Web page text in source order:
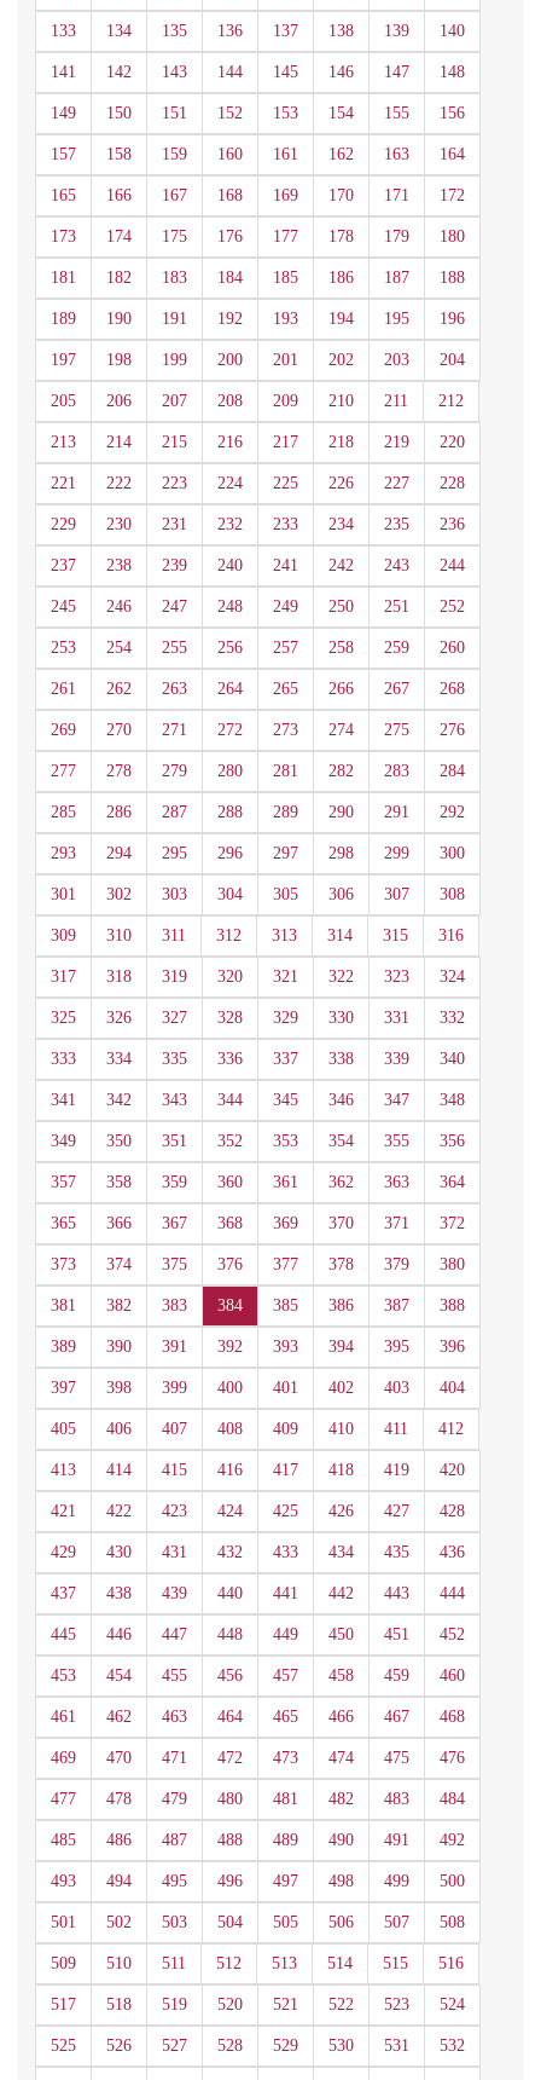
133 134 135 136 137 138 139 140
141 142 143 144 145 146 147 148
149 150 151 152 153 154 155 156
157 158 159 160 161 162 163 164
165 166 167 168 169 170 171 172
173 174 175 176 177 178 179 180
181 182 183 184 185 186 187 188
189 190 191 192 193 194 195 196
197 198 199 200 201 202 203 204
205 206 207 208 209 210 211 212
213 214 215 216 217 218 219 220
221 222 223 224 225 226 227 228
229 230 231 232 233 234 235 236
237 238 239 240 241 242 243 244
245 246 247 248 249 250 251 252
253 254 255 256 257 258 259 260
261 262 263 264 265 266 267 268
269 270 271 272 273 274 275 276
277 278 279 280 281 282 283 284
285 286 287 288 289 290 291 292
293 294 295 296 297 298 299 300
301 302 303 304 305 306 307 308
309 310 311 312 313 314 315 316
317 318 319 320 321 322 323 324
325 326 327 328 329 330 331 332
333 334 335 336 337 338 339 340
341 342 343 344 345 346 347 348
349 350 351 352 353 354 355 356
357 358 359 360 361 362 363 364
365 366 367 368 369 370 371 372
373 374 375 376 377 378 379 380
381 382 383 384 385 386 387 388
389 390 391 392 393 394 395 396
397 398 399 400 401 402 403 404
405 406 407 408 409 410 411 412
413 414 415 416 417 418 419 420
421 422 423 424 425 426 427 428
429 430 431 432 433 434 435 436
437 438 439 440 441 442 443 444
445 446 447 448 449 450 451 452
453 454 455 456 457 458 459 460
461 462 463 464 465 466 467 468
469 470 471 472 473 474 475 476
477 478 479 480 481 482 483 484
485 486 487 488 489 490 491 492
493 494 495 496 497 498 499 500
501 502 503 504 505 506 507 508
509 510 511 512 513 514 515 516
517 518 519 520 521 522 523 524
525 526 527 528 529 530 531 532